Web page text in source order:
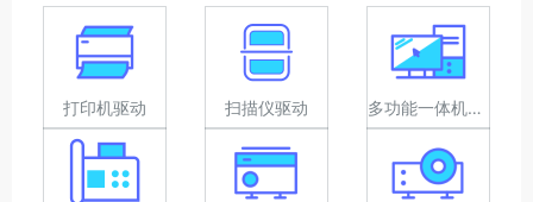
打印机驱动 扫描仪驱动 多功能一体机驱动